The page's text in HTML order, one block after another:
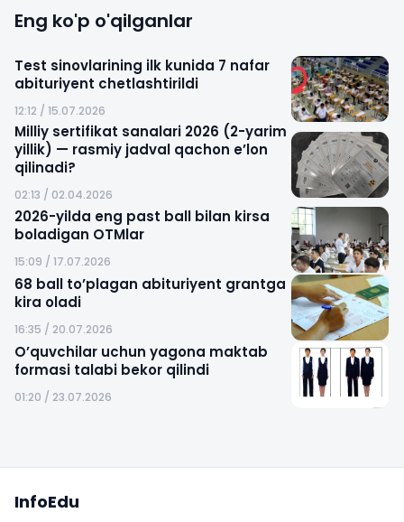
Eng ko'p o'qilganlar
Test sinovlarining ilk kunida 7 nafar
abituriyent chetlashtirildi
12:12 / 15.07.2026
Milliy sertifikat sanalari 2026 (2-yarim
yillik) — rasmiy jadval qachon e’lon
qilinadi?
02:13 / 02.04.2026
2026-yilda eng past ball bilan kirsa
boladigan OTMlar
15:09 / 17.07.2026
68 ball to’plagan abituriyent grantga
kira oladi
16:35 / 20.07.2026
O’quvchilar uchun yagona maktab
formasi talabi bekor qilindi
01:20 / 23.07.2026
InfoEdu